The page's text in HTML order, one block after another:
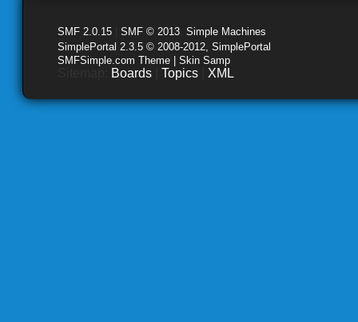
SMF 2.0.15 SMF © 2013 Simple Machines
SimplePortal 2.3.5 © 2008-2012, SimplePortal
SMFSimple.com Theme | Skin Samp
Boards Topics XML